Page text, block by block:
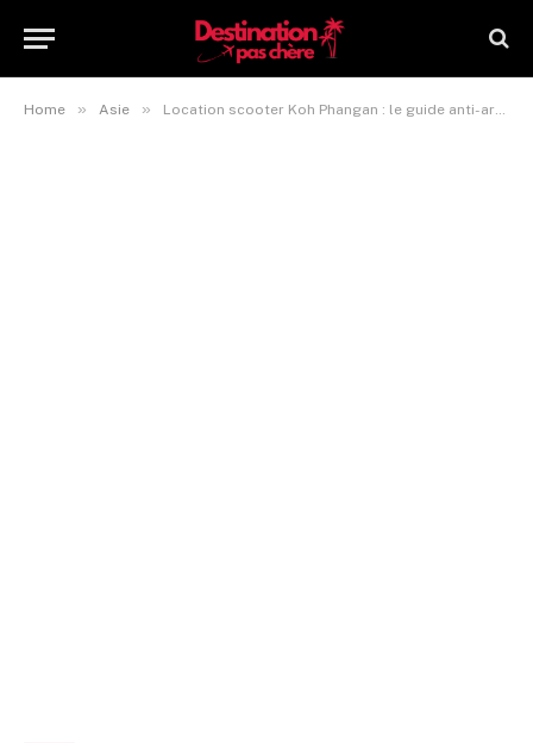
Home » Asie » Location scooter Koh Phangan : le guide anti-arnaque du voyageur